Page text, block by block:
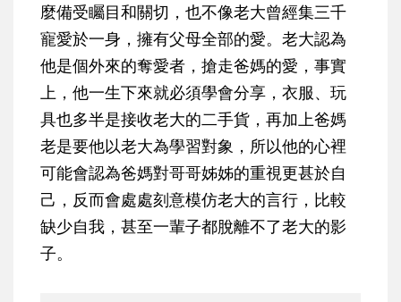
麼備受矚目和關切，也不像老大曾經集三千
寵愛於一身，擁有父母全部的愛。老大認為
他是個外來的奪愛者，搶走爸媽的愛，事實
上，他一生下來就必須學會分享，衣服、玩
具也多半是接收老大的二手貨，再加上爸媽
老是要他以老大為學習對象，所以他的心裡
可能會認為爸媽對哥哥姊姊的重視更甚於自
己，反而會處處刻意模仿老大的言行，比較
缺少自我，甚至一輩子都脫離不了老大的影
子。